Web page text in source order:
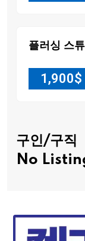
플러싱 스
1,900$
구인/구직
No